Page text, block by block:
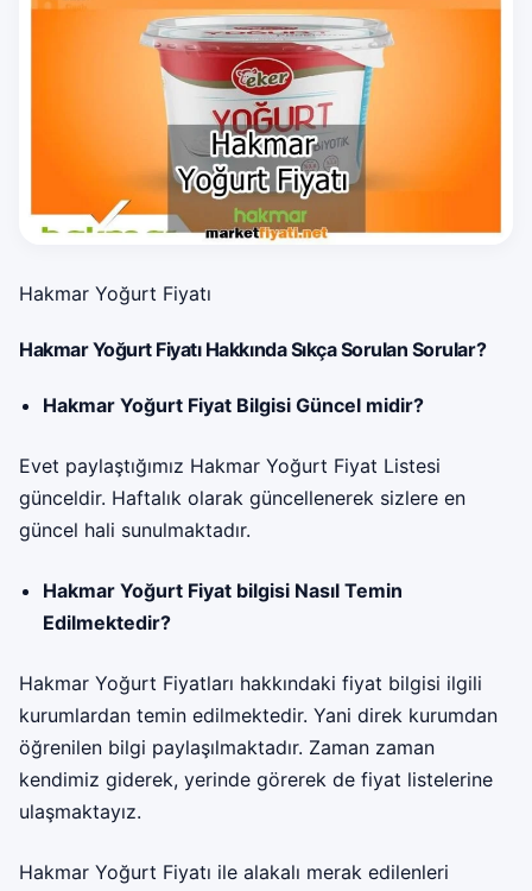
Hakmar Yoğurt Fiyatı
Hakmar Yoğurt Fiyatı Hakkında Sıkça Sorulan Sorular?
Hakmar Yoğurt Fiyat Bilgisi Güncel midir?
Evet paylaştığımız Hakmar Yoğurt Fiyat Listesi
günceldir. Haftalık olarak güncellenerek sizlere en
güncel hali sunulmaktadır.
Hakmar Yoğurt Fiyat bilgisi Nasıl Temin
Edilmektedir?
Hakmar Yoğurt Fiyatları hakkındaki fiyat bilgisi ilgili
kurumlardan temin edilmektedir. Yani direk kurumdan
öğrenilen bilgi paylaşılmaktadır. Zaman zaman
kendimiz giderek, yerinde görerek de fiyat listelerine
ulaşmaktayız.
Hakmar Yoğurt Fiyatı ile alakalı merak edilenleri